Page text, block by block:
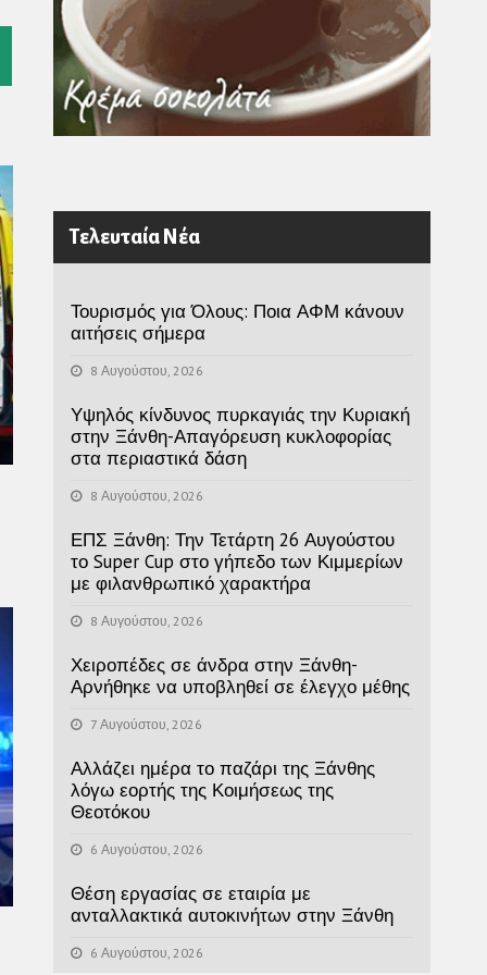
Τελευταία Νέα
Τουρισμός για Όλους: Ποια ΑΦΜ κάνουν
αιτήσεις σήμερα
8 Αυγούστου, 2026
Υψηλός κίνδυνος πυρκαγιάς την Κυριακή
στην Ξάνθη-Απαγόρευση κυκλοφορίας
στα περιαστικά δάση
8 Αυγούστου, 2026
ΕΠΣ Ξάνθη: Την Τετάρτη 26 Αυγούστου
το Super Cup στο γήπεδο των Κιμμερίων
με φιλανθρωπικό χαρακτήρα
8 Αυγούστου, 2026
Χειροπέδες σε άνδρα στην Ξάνθη-
Αρνήθηκε να υποβληθεί σε έλεγχο μέθης
7 Αυγούστου, 2026
Αλλάζει ημέρα το παζάρι της Ξάνθης
λόγω εορτής της Κοιμήσεως της
Θεοτόκου
6 Αυγούστου, 2026
Θέση εργασίας σε εταιρία με
ανταλλακτικά αυτοκινήτων στην Ξάνθη
6 Αυγούστου, 2026